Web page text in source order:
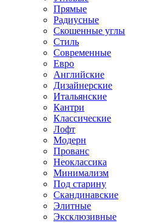
Прямые
Радиусные
Скошенные углы
Стиль
Современные
Евро
Английские
Дизайнерские
Итальянские
Кантри
Классические
Лофт
Модерн
Прованс
Неоклассика
Минимализм
Под старину
Скандинавские
Элитные
Эксклюзивные